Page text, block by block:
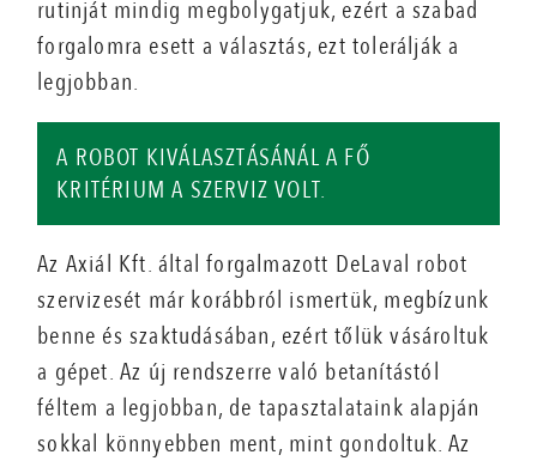
rutinját mindig megbolygatjuk, ezért a szabad
forgalomra esett a választás, ezt tolerálják a
legjobban.
A ROBOT KIVÁLASZTÁSÁNÁL A FŐ
KRITÉRIUM A SZERVIZ VOLT.
Az Axiál Kft. által forgalmazott DeLaval robot
szervizesét már korábbról ismertük, megbízunk
benne és szaktudásában, ezért tőlük vásároltuk
a gépet. Az új rendszerre való betanítástól
féltem a legjobban, de tapasztalataink alapján
sokkal könnyebben ment, mint gondoltuk. Az